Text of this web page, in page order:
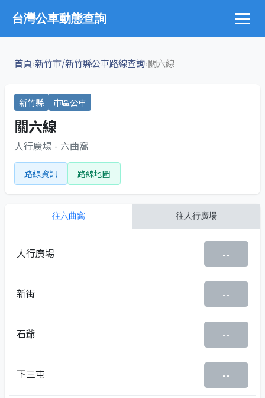
台灣公車動態查詢
首頁›新竹市/新竹縣公車路線查詢›關六線
新竹縣 市區公車
關六線
人行廣場 - 六曲窩
路線資訊 路線地圖
往六曲窩 往 人行廣場
人行廣場 --
新街 --
石爺 --
下三屯 --